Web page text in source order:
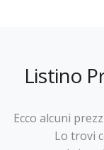
Listino
Ecco alcuni
Lo trovi